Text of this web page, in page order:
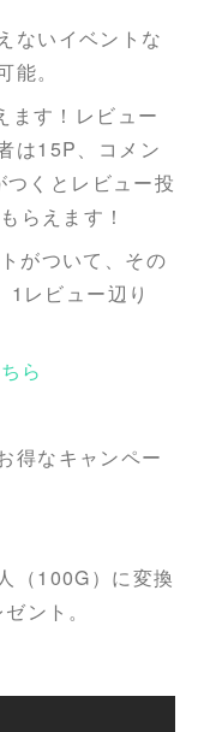
ないイベントな
。
ます！レビュー
は15P、コメン
くとレビュー投
らえます！
がついて、その
レビュー辺り
ら
得なキャンペー
（100G）に変換
ント。